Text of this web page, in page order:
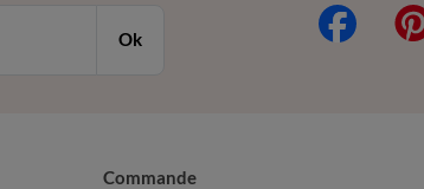
Ok
Commande